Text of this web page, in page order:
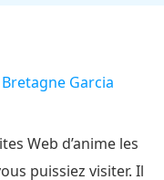
Bretagne Garcia
Web d’anime les
puissiez visiter. Il